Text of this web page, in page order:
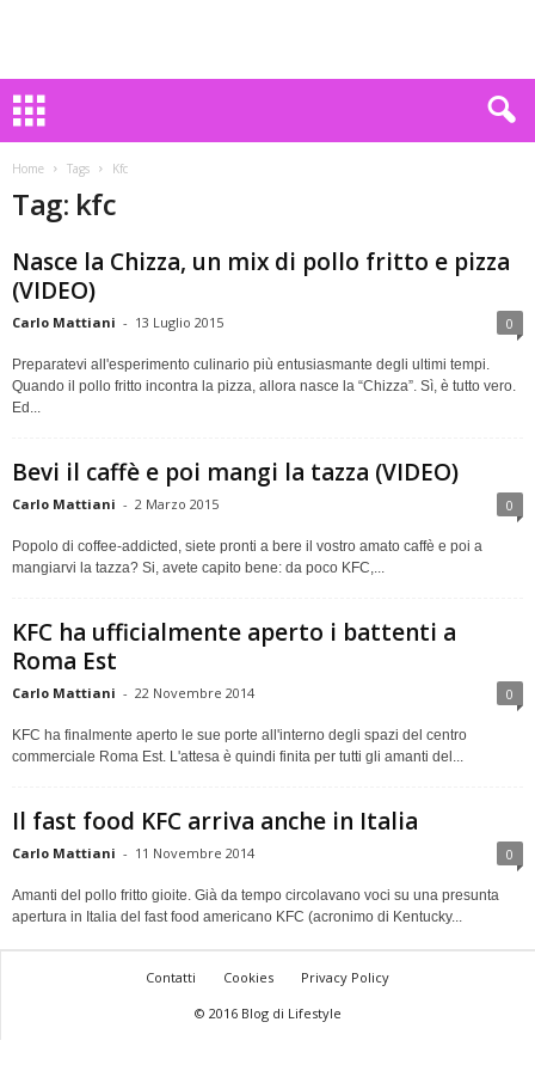
Home Tags Kfc
Tag: kfc
Nasce la Chizza, un mix di pollo fritto e pizza
(VIDEO)
Carlo Mattiani - 13 Luglio 2015 0
Preparatevi all'esperimento culinario più entusiasmante degli ultimi tempi.
Quando il pollo fritto incontra la pizza, allora nasce la “Chizza”. Sì, è tutto vero.
Ed...
Bevi il caffè e poi mangi la tazza (VIDEO)
Carlo Mattiani - 2 Marzo 2015 0
Popolo di coffee-addicted, siete pronti a bere il vostro amato caffè e poi a
mangiarvi la tazza? Si, avete capito bene: da poco KFC,...
KFC ha ufficialmente aperto i battenti a
Roma Est
Carlo Mattiani - 22 Novembre 2014 0
KFC ha finalmente aperto le sue porte all'interno degli spazi del centro
commerciale Roma Est. L'attesa è quindi finita per tutti gli amanti del...
Il fast food KFC arriva anche in Italia
Carlo Mattiani - 11 Novembre 2014 0
Amanti del pollo fritto gioite. Già da tempo circolavano voci su una presunta
apertura in Italia del fast food americano KFC (acronimo di Kentucky...
Contatti Cookies
Privacy Policy
© 2016 Blog di Lifestyle